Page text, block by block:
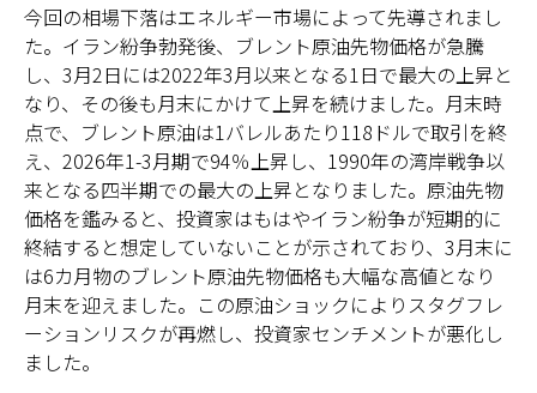
今回の相場下落はエネルギー市場によって先導されまし
た。イラン紛争勃発後、ブレント原油先物価格が急騰
し、3月2日には2022年3月以来となる1日で最大の上昇と
なり、その後も月末にかけて上昇を続けました。月末時
点で、ブレント原油は1バレルあたり118ドルで取引を終
え、2026年1-3月期で94％上昇し、1990年の湾岸戦争以
来となる四半期での最大の上昇となりました。原油先物
価格を鑑みると、投資家はもはやイラン紛争が短期的に
終結すると想定していないことが示されており、3月末に
は6カ月物のブレント原油先物価格も大幅な高値となり
月末を迎えました。この原油ショックによりスタグフレ
ーションリスクが再燃し、投資家センチメントが悪化し
ました。